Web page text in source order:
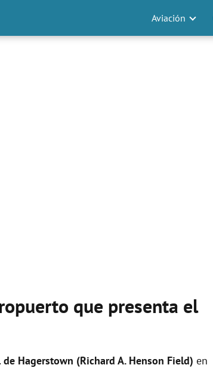
Aviación
que presenta el
Hagerstown (Richard A. Henson Field) en